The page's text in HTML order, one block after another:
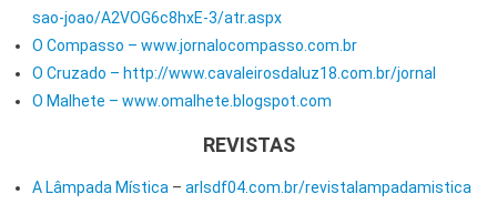
sao-joao/A2VOG6c8hxE-3/atr.aspx
O Compasso – www.jornalocompasso.com.br
O Cruzado – http://www.cavaleirosdaluz18.com.br/jornal
O Malhete – www.omalhete.blogspot.com
REVISTAS
A Lâmpada Mística – arlsdf04.com.br/revistalampadamistica